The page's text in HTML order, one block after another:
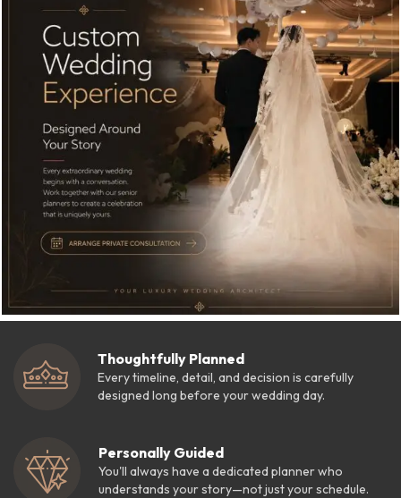
Thoughtfully Planned
Every timeline, detail, and decision is carefully
designed long before your wedding day.
Personally Guided
You'll always have a dedicated planner who
understands your story—not just your schedule.